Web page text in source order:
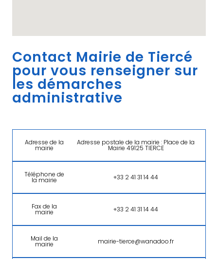
Contact Mairie de Tiercé
pour vous renseigner sur
les démarches
administrative
Adresse de la
mairie
Adresse postale de la mairie : Place de la
Mairie 49125 TIERCE
Téléphone de
la mairie +33 2 41 31 14 44
Fax de la
mairie +33 2 41 31 14 44
Mail de la
mairie mairie-tierce@wanadoo.fr